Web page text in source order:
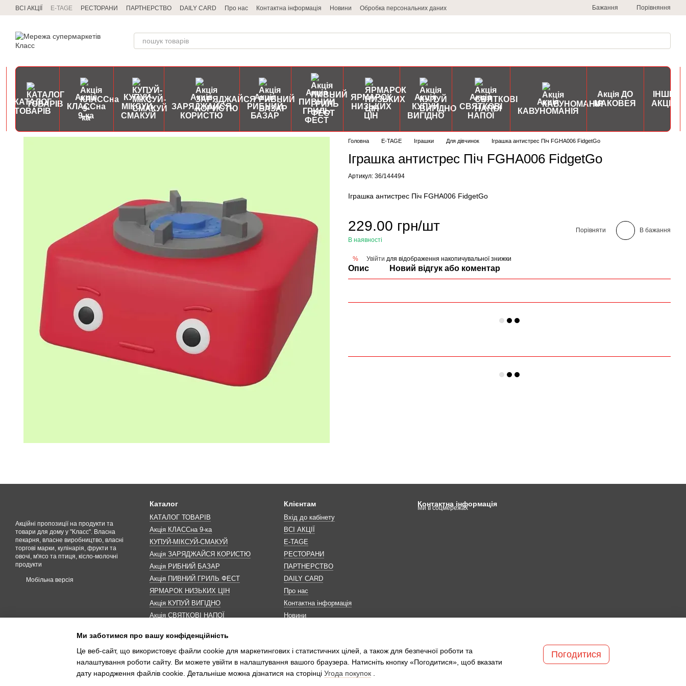
Перейти до основного контенту
ВСІ АКЦІЇ E-TAGE РЕСТОРАНИ ПАРТНЕРСТВО DAILY CARD Про нас Контактна інформація Новини Обробка персональних даних Бажання Порівняння
КАТАЛОГ
ТОВАРІВ
Акція
КЛАССна
9-ка
КУПУЙ-
МІКСУЙ-
СМАКУЙ
Акція
ЗАРЯДЖАЙСЯ
КОРИСТЮ
Акція
РИБНИЙ
БАЗАР
Акція
ПИВНИЙ
ГРИЛЬ
ФЕСТ
ЯРМАРОК
НИЗЬКИХ
ЦІН
Акція
КУПУЙ
ВИГІДНО
Акція
СВЯТКОВІ
НАПОЇ
Акція
КАВУНОМАНІЯ
Акція ДО
МАКОВЕЯ
ІНШІ
АКЦІЇ
Головна E-TAGE Іграшки Для дівчинок Іграшка антистрес Піч FGHA006 FidgetGo
Іграшка антистрес Піч FGHA006 FidgetGo
Артикул: 36/144494
Іграшка антистрес Піч FGHA006 FidgetGo
229.00 грн/шт
В наявності
Порівняти В бажання
% Увійти для відображення накопичувальної знижки
Опис Новий відгук або коментар
Акційні пропозиції на продукти та
товари для дому у "Класс". Власна
пекарня, власне виробництво, власні
торгові марки, кулінарія, фрукти та
овочі, м'ясо та птиця, кісло-молочні
продукти
Мобільна версія
Каталог
КАТАЛОГ ТОВАРІВ
Акція КЛАССна 9-ка
КУПУЙ-МІКСУЙ-СМАКУЙ
Акція ЗАРЯДЖАЙСЯ КОРИСТЮ
Акція РИБНИЙ БАЗАР
Акція ПИВНИЙ ГРИЛЬ ФЕСТ
ЯРМАРОК НИЗЬКИХ ЦІН
Акція КУПУЙ ВИГІДНО
Акція СВЯТКОВІ НАПОЇ
Акція ДО МАКОВЕЯ
ІНШІ АКЦІЇ
Клієнтам
Вхід до кабінету
ВСІ АКЦІЇ
E-TAGE
РЕСТОРАНИ
ПАРТНЕРСТВО
DAILY CARD
Про нас
Контактна інформація
Новини
Контактна інформація
Ми в соцмережах
Ми заботимся про вашу конфіденційність
Це веб-сайт, що використовує файли cookie для маркетингових і статистичних цілей, а також для безпечної роботи та
налаштування роботи сайту. Ви можете увійти в налаштування вашого браузера. Натисніть кнопку «Погодитися», щоб вказати
дату народження файлів cookie. Детальніше можна дізнатися на сторінці Угода покупок
Погодитися